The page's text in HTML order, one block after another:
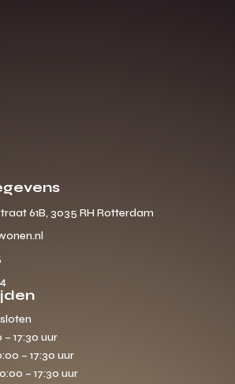
61B, 3035 RH Rotterdam
– 17:30 uur
– 17:30 uur
– 17:30 uur